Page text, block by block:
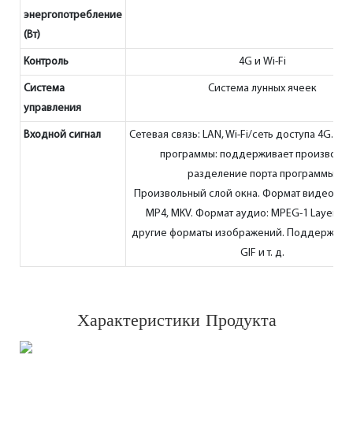
энергопотребление
(Вт)
Контроль 4G и Wi-Fi
Система
управления
Система лунных ячеек
Входной сигнал
Сетевая связь: LAN, Wi-Fi/сеть доступа 4G.
программы: поддерживает
разделение порта программы.
Произвольный слой окна. Формат видео:
MP4, MKV. Формат аудио: MPEG-1 Layer Ⅲ,
другие форматы изображений. Поддержка
GIF и т. д.
Характеристики Продукта